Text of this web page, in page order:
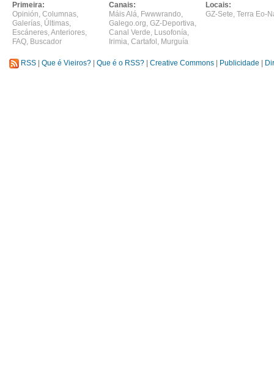
Primeira:
Opinión, Columnas,
Galerías, Últimas,
Escáneres,Anteriores,
FAQ, Buscador
Canais:
Máis Alá, Fwwwrando,
Galego.org, GZ-Deportiva,
Canal Verde, Lusofonía,
Irimia, Cartafol , Murguía
Locais:
GZ-Sete, Terra Eo-
RSS Que é Vieiros? Que é o RSS? Creative Commons Publicidade